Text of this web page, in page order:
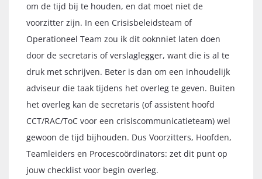
om de tijd bij te houden, en dat moet niet de
voorzitter zijn. In een Crisisbeleidsteam of
Operationeel Team zou ik dit ooknniet laten doen
door de secretaris of verslaglegger, want die is al te
druk met schrijven. Beter is dan om een inhoudelijk
adviseur die taak tijdens het overleg te geven. Buiten
het overleg kan de secretaris (of assistent hoofd
CCT/RAC/ToC voor een crisiscommunicatieteam) wel
gewoon de tijd bijhouden. Dus Voorzitters, Hoofden,
Teamleiders en Procescoördinators: zet dit punt op
jouw checklist voor begin overleg.